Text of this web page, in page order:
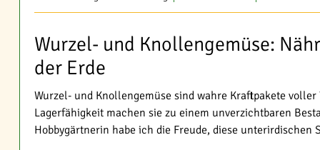
Wurzel- und Knollengemüse:
der Erde
Wurzel- und Knollengemüse sind wahre Kraftpakete
Lagerfähigkeit machen sie zu einem unverzichtbaren
Hobbygärtnerin habe ich die Freude, diese unterirdischen